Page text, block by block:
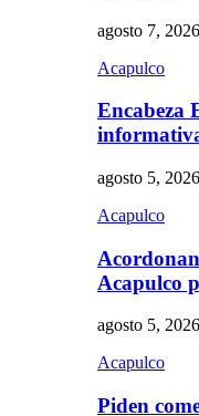
agosto 7, 2026
Acapulco
Encabeza
agosto 5, 2026
Acapulco
Acapulco
agosto 5, 2026
Acapulco
Piden